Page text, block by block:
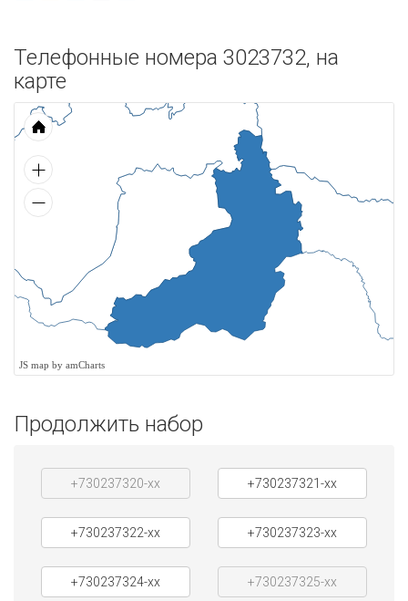
Телефонные номера 3023732, на
карте
JS map by amCharts
Продолжить набор
+730237320-xx +730237321-xx
+730237322-xx +730237323-xx
+730237324-xx +730237325-xx